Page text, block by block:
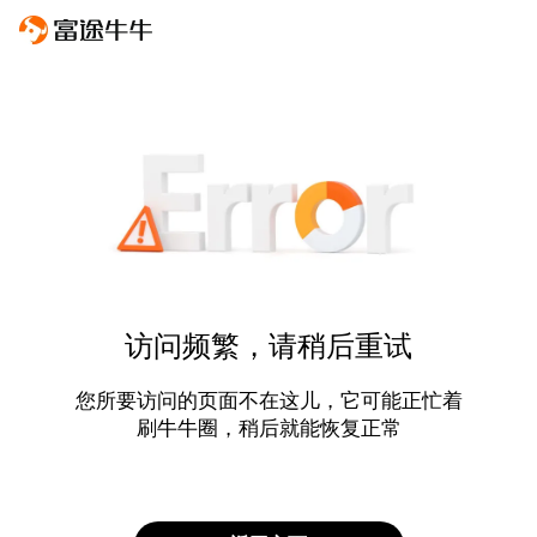
访问频繁，请稍后重试
您所要访问的页面不在这儿，它可能正忙着
刷牛牛圈，稍后就能恢复正常